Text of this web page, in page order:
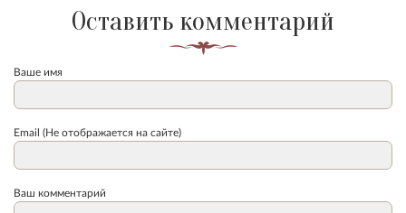
Оставить комментарий
Ваше имя
Email (Не отображается на сайте)
Ваш комментарий